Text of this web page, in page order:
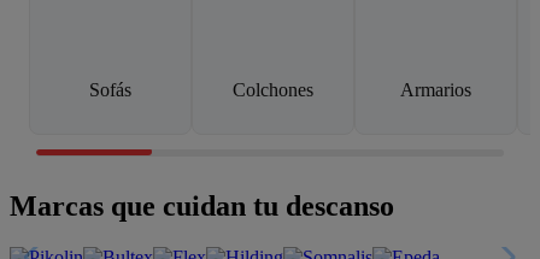
Sofás Colchones Armarios
Marcas que cuidan tu descanso